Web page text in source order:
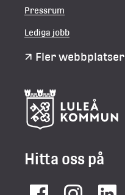
Pressrum
Lediga jobb
Fler webbplatser
Hitta oss på